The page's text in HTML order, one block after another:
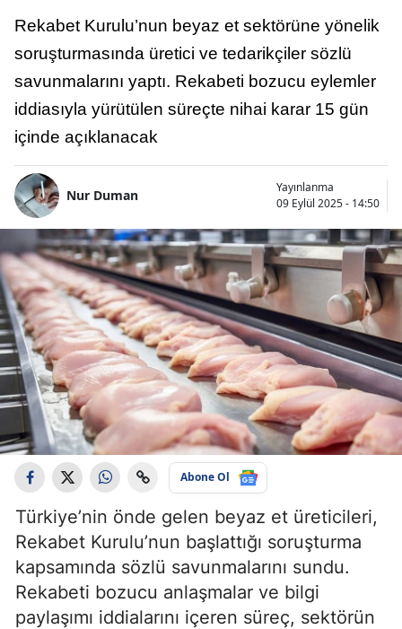
Rekabet Kurulu’nun beyaz et sektörüne yönelik
soruşturmasında üretici ve tedarikçiler sözlü
savunmalarını yaptı. Rekabeti bozucu eylemler
iddiasıyla yürütülen süreçte nihai karar 15 gün
içinde açıklanacak
Nur Duman
Yayınlanma
09 Eylül 2025 - 14:50
Abone Ol
Türkiye’nin önde gelen beyaz et üreticileri,
Rekabet Kurulu’nun başlattığı soruşturma
kapsamında sözlü savunmalarını sundu.
Rekabeti bozucu anlaşmalar ve bilgi
paylaşımı iddialarını içeren süreç, sektörün